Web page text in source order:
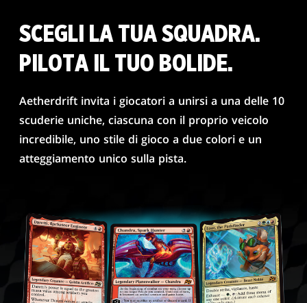
SCEGLI LA TUA SQUADRA.
PILOTA IL TUO BOLIDE.
Aetherdrift invita i giocatori a unirsi a una delle 10
scuderie uniche, ciascuna con il proprio veicolo
incredibile, uno stile di gioco a due colori e un
atteggiamento unico sulla pista.